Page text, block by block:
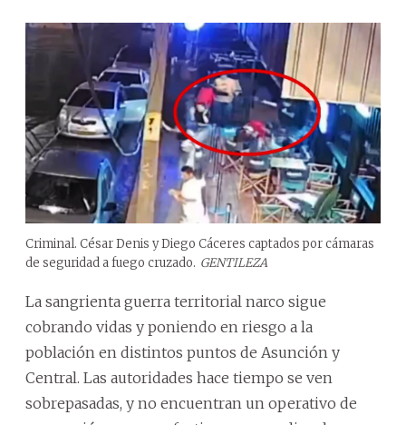
Criminal. César Denis y Diego Cáceres captados por cámaras
de seguridad a fuego cruzado. GENTILEZA
La sangrienta guerra territorial narco sigue
cobrando vidas y poniendo en riesgo a la
población en distintos puntos de Asunción y
Central. Las autoridades hace tiempo se ven
sobrepasadas, y no encuentran un operativo de